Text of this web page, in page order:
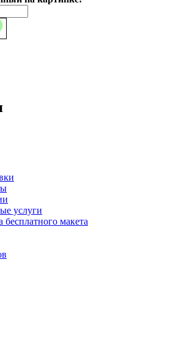
услуги
бесплатного макета